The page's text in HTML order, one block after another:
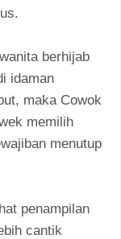
berhijab
idaman
maka Cowok
memilih
menutup
penampilan
cantik